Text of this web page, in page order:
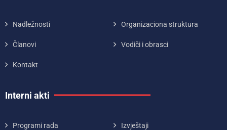
Nadležnosti Organizaciona struktura
Članovi Vodiči i obrasci
Kontakt
Interni akti
Programi rada Izvještaji